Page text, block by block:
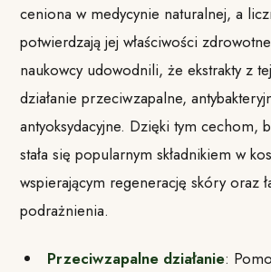
ceniona w medycynie naturalnej, a
potwierdzają jej właściwości
naukowcy udowodnili, że ekstrakty z
działanie przeciwzapalne,
antyoksydacyjne. Dzięki tym cechom,
stała się popularnym składnikiem w
wspierającym regenerację skóry oraz
podrażnienia.
Przeciwzapalne działanie: